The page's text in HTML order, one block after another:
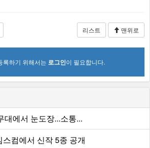
리스트 맨위로
록하기 위해서는 로그인이 필요합니다.
대에서 눈도장...소통...
컴에서 신작 5종 공개